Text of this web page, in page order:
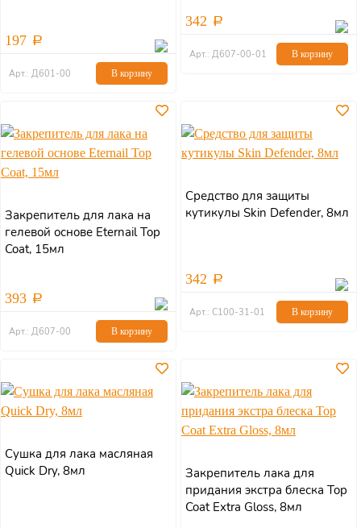
197
Арт.: Д601-00 В корзину
342
Арт.: Д607-00-01 В корзину
Закрепитель для лака на
гелевой основе Eternail Top
Coat, 15мл
393
Арт.: Д607-00 В корзину
Средство для защиты
кутикулы Skin Defender, 8мл
342
Арт.: С100-31-01 В корзину
Сушка для лака масляная
Quick Dry, 8мл
Закрепитель лака для
придания экстра блеска Top
Coat Extra Gloss, 8мл